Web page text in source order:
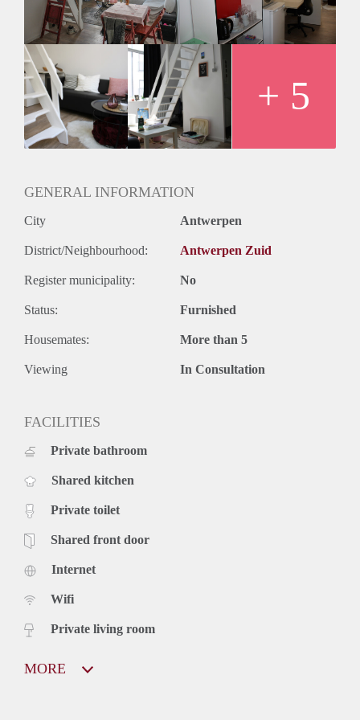
ruime duplex koten met hoge plafonds en mooie lichtinval.
Je krijgt een lattenbodem met éénpersoons matras op
mezzanine niveau. Op de gelijkvloers van jouw duplex
voorzien wij een zetel, bureau met bureaustoel, kleerkast,
koelkast en microgolfoven. De badkot is voorzien van een
douche, hang wc en lavabo. Er is ook internet en
kabelaansluiting voorzien.
Je deelt de grote gemeenschappelijke keuken met andere
studenten en er is een grote fietsenstalling voorzien in de
+ 5
GENERAL INFORMATION
City Antwerpen
District/Neighbourhood: Antwerpen Zuid
Register municipality: No
Status: Furnished
Housemates: More than 5
Viewing In Consultation
FACILITIES
Private bathroom
Shared kitchen
Private toilet
Shared front door
Internet
Wifi
Private living room
MORE